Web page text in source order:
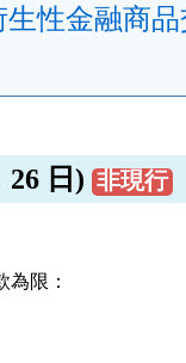
性金融商
26 日) 非現行
限：